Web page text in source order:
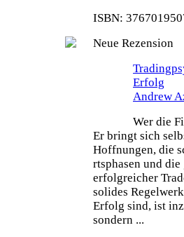
ISBN:
Neue Rezension
Erfolg
Andrew
Wer die
Er bringt sich
Hoffnungen, die
rtsphasen und
erfolgreicher
solides
Erfolg sind, ist
sondern ...